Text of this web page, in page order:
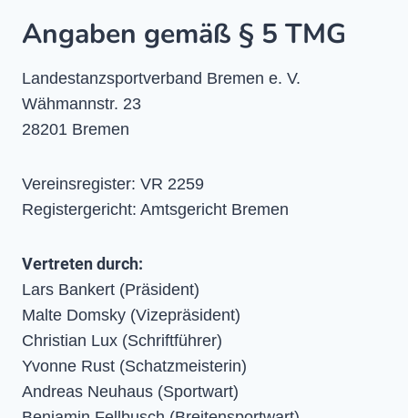
Angaben gemäß § 5 TMG
Landestanzsportverband Bremen e. V.
Wähmannstr. 23
28201 Bremen
Vereinsregister: VR 2259
Registergericht: Amtsgericht Bremen
Vertreten durch:
Lars Bankert (Präsident)
Malte Domsky (Vizepräsident)
Christian Lux (Schriftführer)
Yvonne Rust (Schatzmeisterin)
Andreas Neuhaus (Sportwart)